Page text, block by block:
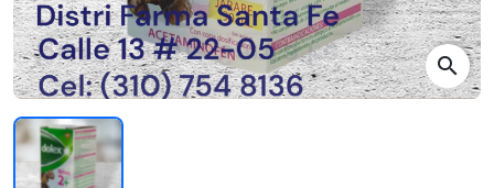
search